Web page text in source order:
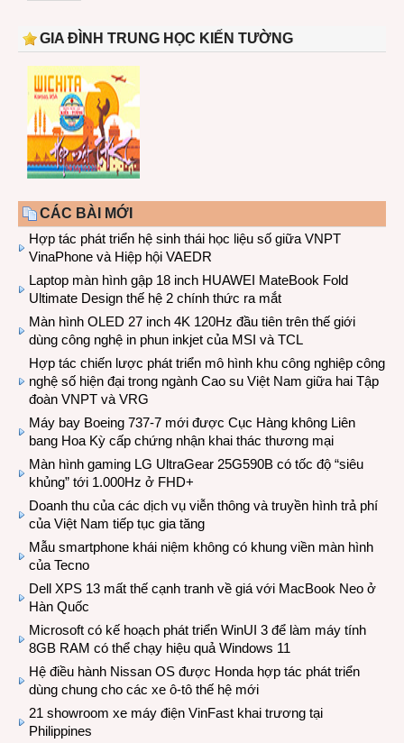
GIA ĐÌNH TRUNG HỌC KIẾN TƯỜNG
CÁC BÀI MỚI
Hợp tác phát triển hệ sinh thái học liệu số giữa VNPT
VinaPhone và Hiệp hội VAEDR
Laptop màn hình gập 18 inch HUAWEI MateBook Fold
Ultimate Design thế hệ 2 chính thức ra mắt
Màn hình OLED 27 inch 4K 120Hz đầu tiên trên thế giới
dùng công nghệ in phun inkjet của MSI và TCL
Hợp tác chiến lược phát triển mô hình khu công nghiệp công
nghệ số hiện đại trong ngành Cao su Việt Nam giữa hai Tập
đoàn VNPT và VRG
Máy bay Boeing 737-7 mới được Cục Hàng không Liên
bang Hoa Kỳ cấp chứng nhận khai thác thương mại
Màn hình gaming LG UltraGear 25G590B có tốc độ “siêu
khủng” tới 1.000Hz ở FHD+
Doanh thu của các dịch vụ viễn thông và truyền hình trả phí
của Việt Nam tiếp tục gia tăng
Mẫu smartphone khái niệm không có khung viền màn hình
của Tecno
Dell XPS 13 mất thế cạnh tranh về giá với MacBook Neo ở
Hàn Quốc
Microsoft có kế hoạch phát triển WinUI 3 để làm máy tính
8GB RAM có thể chạy hiệu quả Windows 11
Hệ điều hành Nissan OS được Honda hợp tác phát triển
dùng chung cho các xe ô-tô thế hệ mới
21 showroom xe máy điện VinFast khai trương tại
Philippines